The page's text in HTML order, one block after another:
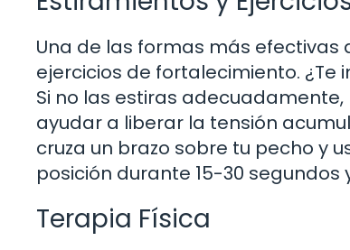
Una de las formas más efectivas
ejercicios de fortalecimiento.
Si no las estiras
ayudar a liberar la tensión
cruza un brazo sobre tu pecho y
posición durante 15-30
Terapia Física